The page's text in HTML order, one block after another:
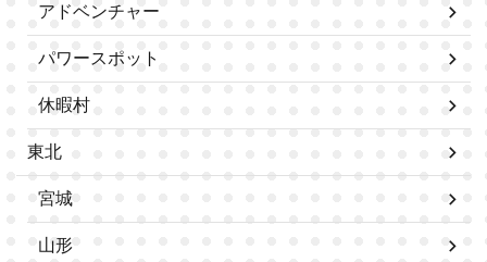
アドベンチャー
パワースポット
休暇村
東北
宮城
山形